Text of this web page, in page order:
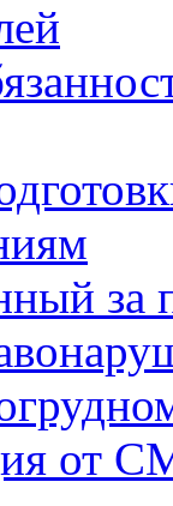
от